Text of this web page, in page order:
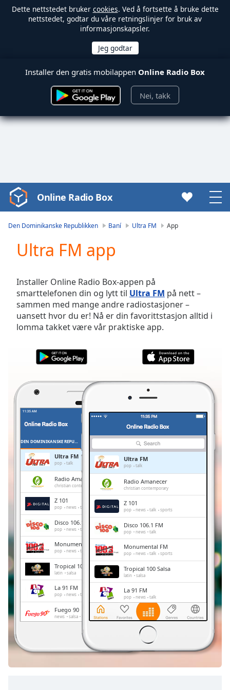
Dette nettstedet bruker cookies. Ved å fortsette å bruke dette
nettstedet, godtar du våre retningslinjer for bruk av
informasjonskapsler.
Installer den gratis mobilappen Online Radio Box
Nei, takk
Video
Player
Video
Skip
Backward
Skip
Forward
Mute
Current
Duration-:-
0.00%
Stream
TypeLIVE
Seek to
behind
LIVE
Remaining
Time-
Playback
Chapters
Chapters
Descriptions
descriptions
off,
Subtitles
subtitles
Online Radio Box
Den Dominikanske Republikken Baní Ultra FM App
Ultra FM app
Installer Online Radio Box-appen på
smarttelefonen din og lytt til Ultra FM på nett –
sammen med mange andre radiostasjoner –
uansett hvor du er! Nå er din favorittstasjon alltid i
lomma takket være vår praktiske app.
Ultra FM
pop talk
Radio Amanecer
christian contemporary
Z 101
pop news talk sports
Disco 106.1 FM
pop news talk
Monumental FM
pop news talk sports
Tropical 100 Salsa
latin salsa
La 91 FM
pop news talk
Fuego 90
news salsa bachata
Enamorada
romantic
Ultra FM
pop talk
Radio Amanecer
christian contemporary
Z 101
pop news talk sports
Disco 106.1 FM
pop news talk
Monumental FM
pop news talk sports
Tropical 100 Salsa
latin salsa
La 91 FM
pop news talk
Fuego 90
news salsa bachata
Enamorada
spanish